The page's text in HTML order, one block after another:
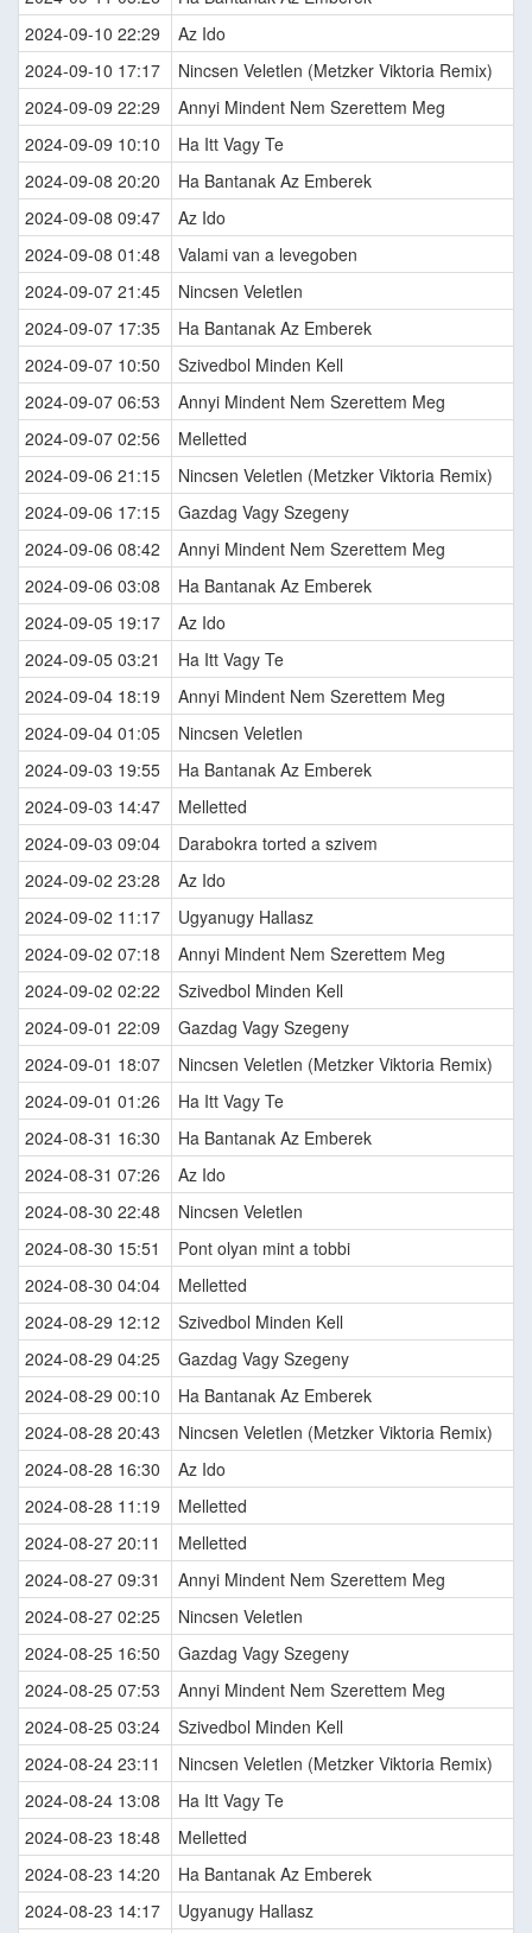
2024-09-10 22:29
Az Ido
2024-09-10 17:17
Nincsen Veletlen (Metzker Viktoria Remix)
2024-09-09 22:29
Annyi Mindent Nem Szerettem Meg
2024-09-09 10:10
Ha Itt Vagy Te
2024-09-08 20:20
Ha Bantanak Az Emberek
2024-09-08 09:47
Az Ido
2024-09-08 01:48
Valami van a levegoben
2024-09-07 21:45
Nincsen Veletlen
2024-09-07 17:35
Ha Bantanak Az Emberek
2024-09-07 10:50
Szivedbol Minden Kell
2024-09-07 06:53
Annyi Mindent Nem Szerettem Meg
2024-09-07 02:56
Melletted
2024-09-06 21:15
Nincsen Veletlen (Metzker Viktoria Remix)
2024-09-06 17:15
Gazdag Vagy Szegeny
2024-09-06 08:42
Annyi Mindent Nem Szerettem Meg
2024-09-06 03:08
Ha Bantanak Az Emberek
2024-09-05 19:17
Az Ido
2024-09-05 03:21
Ha Itt Vagy Te
2024-09-04 18:19
Annyi Mindent Nem Szerettem Meg
2024-09-04 01:05
Nincsen Veletlen
2024-09-03 19:55
Ha Bantanak Az Emberek
2024-09-03 14:47
Melletted
2024-09-03 09:04
Darabokra torted a szivem
2024-09-02 23:28
Az Ido
2024-09-02 11:17
Ugyanugy Hallasz
2024-09-02 07:18
Annyi Mindent Nem Szerettem Meg
2024-09-02 02:22
Szivedbol Minden Kell
2024-09-01 22:09
Gazdag Vagy Szegeny
2024-09-01 18:07
Nincsen Veletlen (Metzker Viktoria Remix)
2024-09-01 01:26
Ha Itt Vagy Te
2024-08-31 16:30
Ha Bantanak Az Emberek
2024-08-31 07:26
Az Ido
2024-08-30 22:48
Nincsen Veletlen
2024-08-30 15:51
Pont olyan mint a tobbi
2024-08-30 04:04
Melletted
2024-08-29 12:12
Szivedbol Minden Kell
2024-08-29 04:25
Gazdag Vagy Szegeny
2024-08-29 00:10
Ha Bantanak Az Emberek
2024-08-28 20:43
Nincsen Veletlen (Metzker Viktoria Remix)
2024-08-28 16:30
Az Ido
2024-08-28 11:19
Melletted
2024-08-27 20:11
Melletted
2024-08-27 09:31
Annyi Mindent Nem Szerettem Meg
2024-08-27 02:25
Nincsen Veletlen
2024-08-25 16:50
Gazdag Vagy Szegeny
2024-08-25 07:53
Annyi Mindent Nem Szerettem Meg
2024-08-25 03:24
Szivedbol Minden Kell
2024-08-24 23:11
Nincsen Veletlen (Metzker Viktoria Remix)
2024-08-24 13:08
Ha Itt Vagy Te
2024-08-23 18:48
Melletted
2024-08-23 14:20
Ha Bantanak Az Emberek
2024-08-23 14:17
Ugyanugy Hallasz